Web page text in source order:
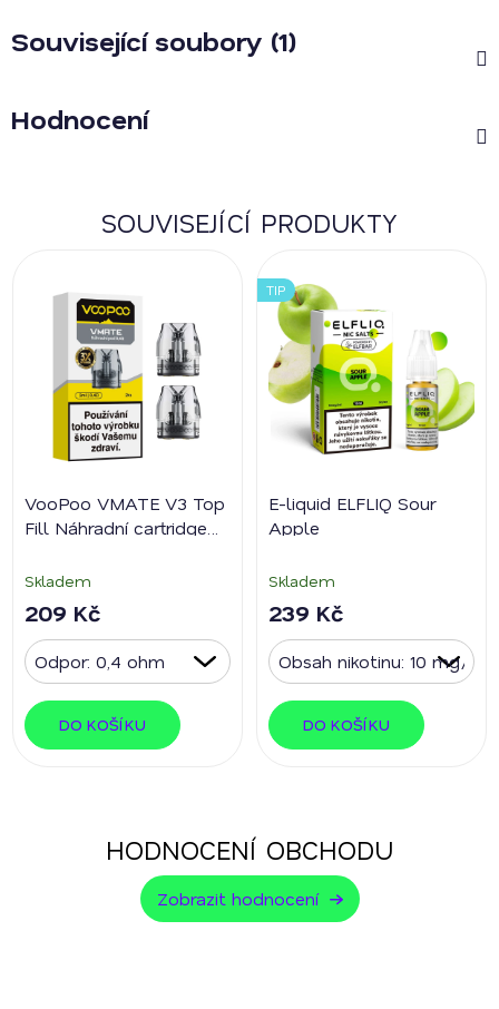
Související soubory (1)
Hodnocení
SOUVISEJÍCÍ PRODUKTY
VooPoo VMATE V3 Top
Fill Náhradní cartridge
Skladem
209 Kč
DO KOŠÍKU
TIP
E-liquid ELFLIQ Sour
Apple
Skladem
239 Kč
DO KOŠÍKU
HODNOCENÍ OBCHODU
Zobrazit hodnocení